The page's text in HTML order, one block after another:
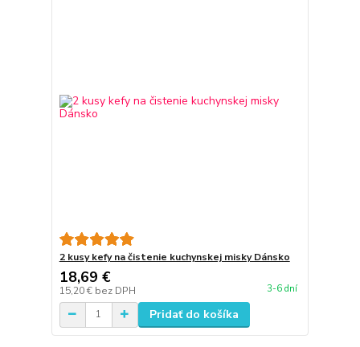
2 kusy kefy na čistenie kuchynskej misky Dánsko
18,69 €
15,20 € bez DPH 3-6 dní
Pridať do košíka